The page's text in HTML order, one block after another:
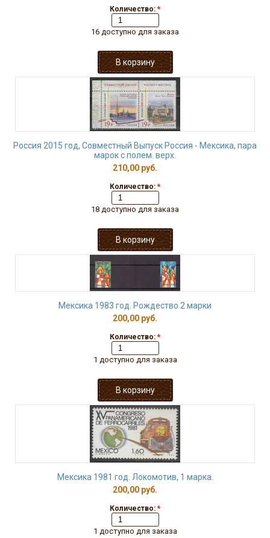
Количество: *
16 доступно для заказа
Россия 2015 год, Совместный Выпуск Россия - Мексика, пара
марок с полем. верх.
210,00 руб.
Количество: *
18 доступно для заказа
Мексика 1983 год. Рождество 2 марки
200,00 руб.
Количество: *
1 доступно для заказа
Мексика 1981 год. Локомотив, 1 марка.
200,00 руб.
Количество: *
1 доступно для заказа